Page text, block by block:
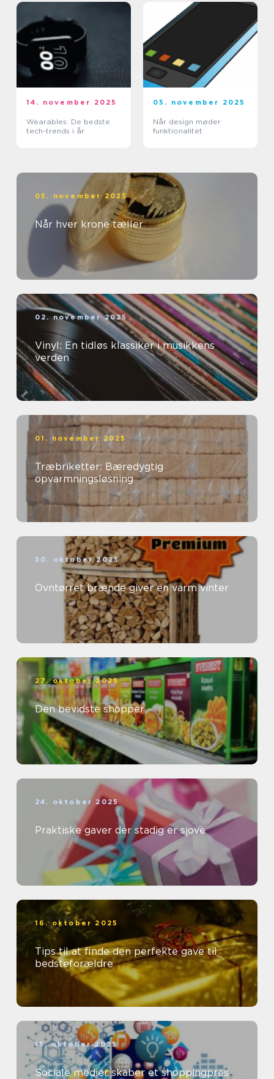
14. november 2025
Wearables: De bedste
tech-trends i år
05. november 2025
Når design møder
funktionalitet
05. november 2025
Når hver krone tæller
02. november 2025
Vinyl: En tidløs klassiker i musikkens
verden
01. november 2025
Træbriketter: Bæredygtig
opvarmningsløsning
30. oktober 2025
Ovntørret brænde giver en varm vinter
27. oktober 2025
Den bevidste shopper
24. oktober 2025
Praktiske gaver der stadig er sjove
16. oktober 2025
Tips til at finde den perfekte gave til
bedsteforældre
15. oktober 2025
Sociale medier skaber et shoppingpres